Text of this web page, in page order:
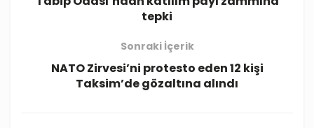
tepki
Sonraki İçerik
NATO Zirvesi’ni protesto eden 12 kişi
Taksim’de gözaltına alındı